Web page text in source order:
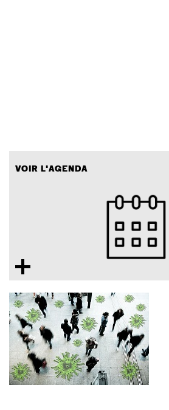
VOIR L'AGENDA